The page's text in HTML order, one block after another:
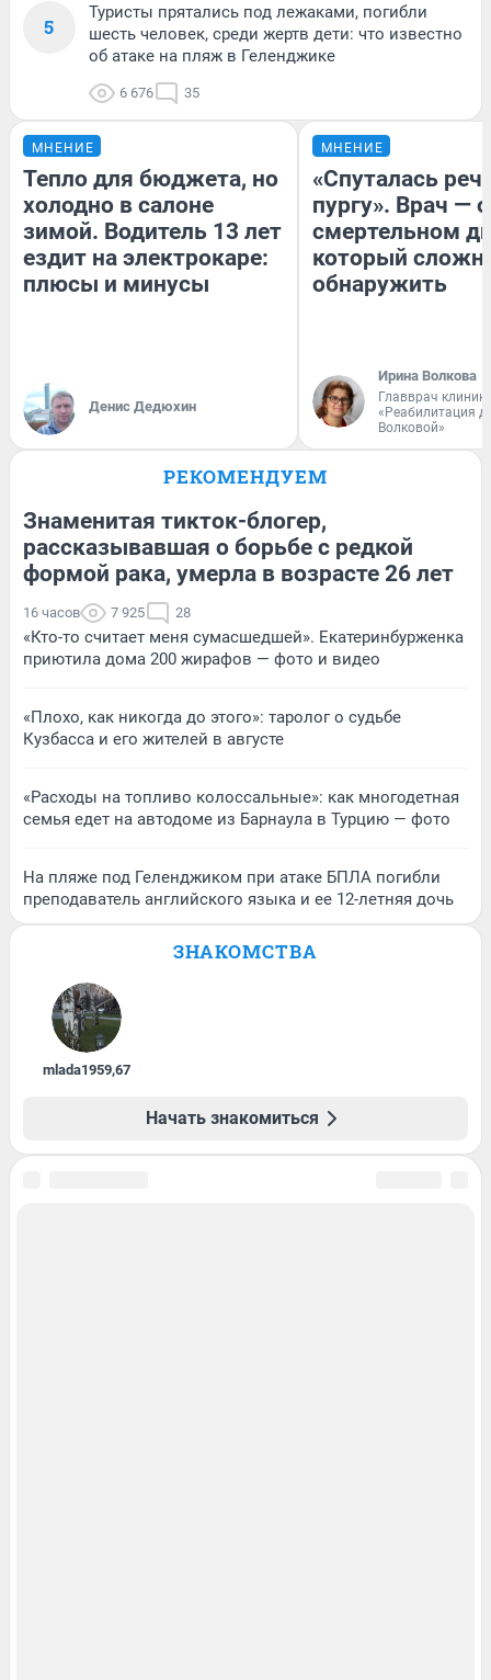
5
Туристы прятались под лежаками, погибли
шесть человек, среди жертв дети: что известно
об атаке на пляж в Геленджике
6 676 35
МНЕНИЕ
Тепло для бюджета, но
холодно в салоне
зимой. Водитель 13 лет
ездит на электрокаре:
плюсы и минусы
Денис Дедюхин
МНЕНИЕ
«Спуталась
пургу». Врач — о
смертельном
который
обнаружить
Ирина Волкова
Главврач
«Реабилитация
Волковой»
РЕКОМЕНДУЕМ
Знаменитая тикток-блогер,
рассказывавшая о борьбе с редкой
формой рака, умерла в возрасте 26 лет
16 часов 7 925 28
«Кто-то считает меня сумасшедшей». Екатеринбурженка
приютила дома 200 жирафов — фото и видео
«Плохо, как никогда до этого»: таролог о судьбе
Кузбасса и его жителей в августе
«Расходы на топливо колоссальные»: как многодетная
семья едет на автодоме из Барнаула в Турцию — фото
На пляже под Геленджиком при атаке БПЛА погибли
преподаватель английского языка и ее 12-летняя дочь
ЗНАКОМСТВА
mlada1959,67
Начать знакомиться